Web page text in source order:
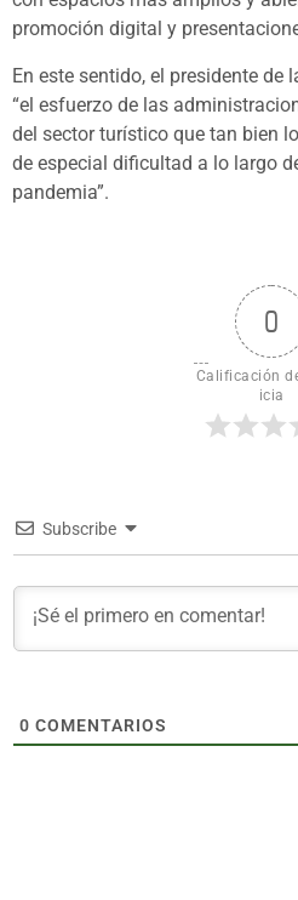
promoción digital y
En este sentido, el presidente
“el esfuerzo de las
del sector turístico que tan bien
de especial dificultad a lo largo
pandemia”.
0
Calificación
icia
Subscribe
0 COMENTARIOS